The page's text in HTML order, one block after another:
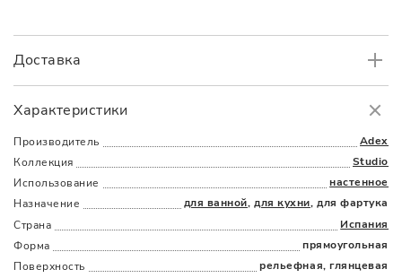
Характеристики
Производитель
Adex
Коллекция
Studio
Использование
настенное
Назначение
для ванной,для кухни, для фартука
Страна
Испания
Форма
прямоугольная
Поверхность
рельефная, глянцевая
Доставка
Доставка
НаличымиКартойПо счетуДолями